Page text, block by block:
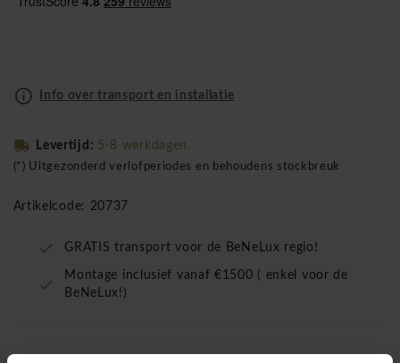
Info over transport en installatie
Levertijd: 5-8 werkdagen.
(*) Uitgezonderd verlofperiodes en behoudens stockbreuk
Artikelcode: 20737
GRATIS transport voor de BeNeLux regio!
Montage inclusief vanaf €1500 ( enkel voor de
BeNeLux!)